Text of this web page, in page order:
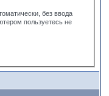
без ввода
пользуетесь не